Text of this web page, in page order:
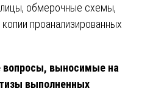
обмерочные схемы,
проанализированных
вопросы, выносимые на
выполненных